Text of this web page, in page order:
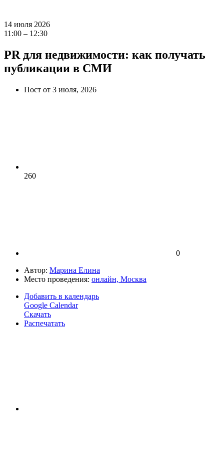
14 июля 2026
11:00 – 12:30
PR для недвижимости: как получать
публикации в СМИ
Пост от 3 июля, 2026
260
0
Автор: Марина Елина
Место проведения: онлайн, Москва
Добавить в календарь
Google Calendar
Скачать
Распечатать